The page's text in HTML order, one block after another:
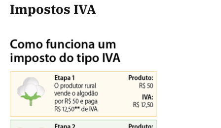
Impostos IVA